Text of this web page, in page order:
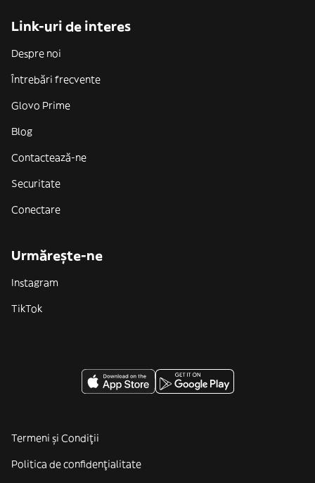
Link-uri de interes
Despre noi
Întrebări frecvente
Glovo Prime
Blog
Contactează-ne
Securitate
Conectare
Urmărește-ne
Instagram
TikTok
Termeni și Condiții
Politica de confidenţialitate